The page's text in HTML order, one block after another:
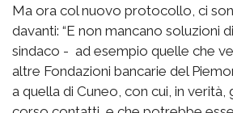
Ma ora col nuovo protocollo, ci
davanti: “E non mancano soluzioni
sindaco - ad esempio quelle che
altre Fondazioni bancarie del
a quella di Cuneo, con cui, in verità,